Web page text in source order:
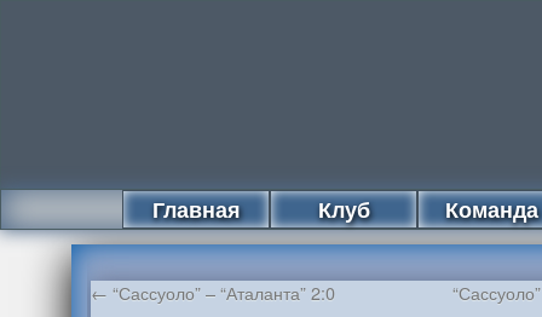
Главная Клуб Команда
← “Сассуоло” – “Аталанта” 2:0